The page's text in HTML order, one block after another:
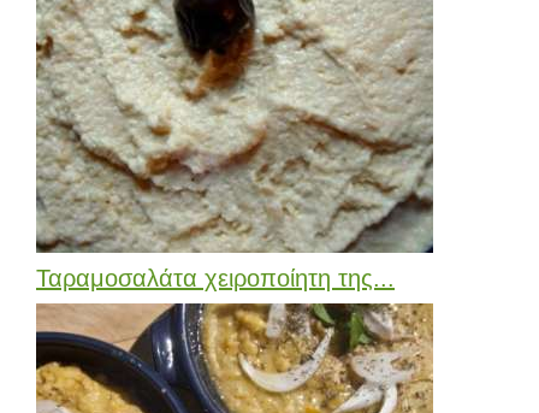
Ταραμοσαλάτα χειροποίητη της...